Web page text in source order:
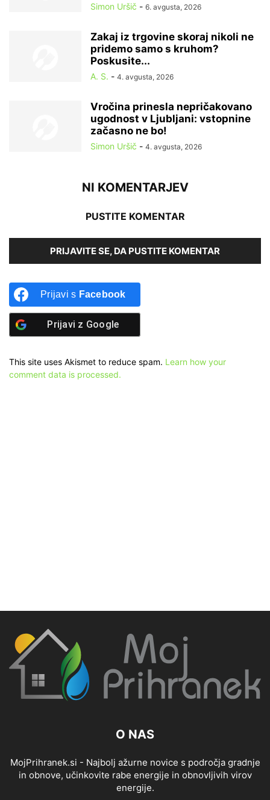
Simon Uršič - 6. avgusta, 2026
Zakaj iz trgovine skoraj nikoli ne
pridemo samo s kruhom?
Poskusite...
A. S. - 4. avgusta, 2026
Vročina prinesla nepričakovano
ugodnost v Ljubljani: vstopnine
začasno ne bo!
Simon Uršič - 4. avgusta, 2026
NI KOMENTARJEV
PUSTITE KOMENTAR
PRIJAVITE SE, DA PUSTITE KOMENTAR
Prijavi s Facebook
Prijavi z Google
This site uses Akismet to reduce spam. Learn how your
comment data is processed.
O NAS
MojPrihranek.si - Najbolj ažurne novice s področja gradnje
in obnove, učinkovite rabe energije in obnovljivih virov
energije.